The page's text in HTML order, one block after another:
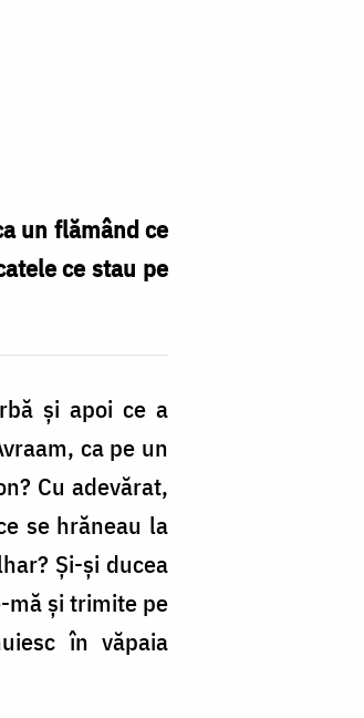
un flămând ce
ce stau pe
și apoi ce a
ca pe un
Cu adevărat,
se hrăneau la
Și-și ducea
mă și trimite pe
în văpaia